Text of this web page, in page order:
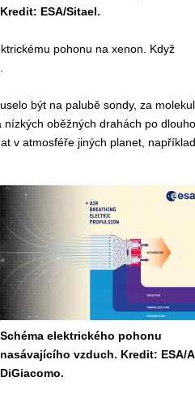
Kredit: ESA/Sitael.
pohonu na xenon. Když
být na palubě sondy, za
oběžných drahách po
v atmosféře jiných planet, například
Schéma elektrického pohonu
nasávajícího vzduch. Kredit: ESA/
DiGiacomo.